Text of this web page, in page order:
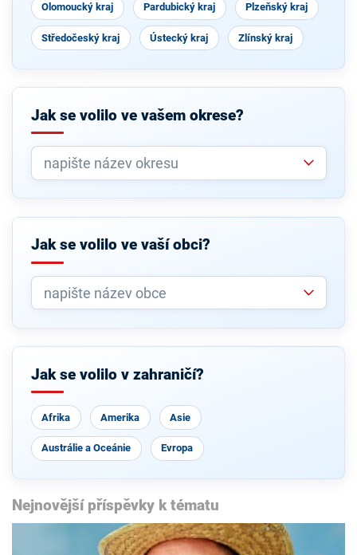
Olomoucký kraj Pardubický kraj Plzeňský kraj
Středočeský kraj Ústecký kraj Zlínský kraj
Jak se volilo ve vašem okrese?
Jak se volilo ve vaší obci?
Jak se volilo v zahraničí?
Afrika Amerika Asie
Austrálie a Oceánie Evropa
Nejnovější příspěvky k tématu